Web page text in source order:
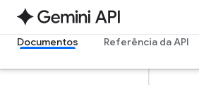
Documentos Referência da API